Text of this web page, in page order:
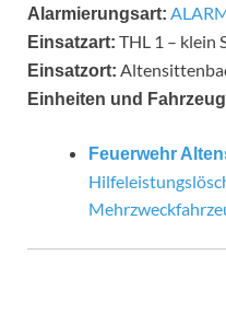
Alarmierungsart:
Einsatzart: THL 1 – klein
Einsatzort:
Einheiten und
Feuerwehr